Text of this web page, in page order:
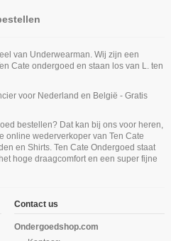
Ten Cate Meisjes Padded Bra Cotton
Stretch Ash Pink
Niet op voorraad
Ten Cate Dames Basics Midi 2Pack
Beige
Niet op voorraad
Ten Cate Meisjes Shorts 2Pack
Cotton Stretch Ash Pink
€ 19,95
Ten Cate Secrets String Hazelnut
€ 19,99
van Underwearman. Wij zijn een
Cate ondergoed en staan los van L. ten
voor Nederland en België - Gratis
bestellen? Dat kan bij ons voor heren,
online wederverkoper van Ten Cate
en Shirts. Ten Cate Ondergoed staat
hoge draagcomfort en een super fijne
Contact us
Ondergoedshop.com